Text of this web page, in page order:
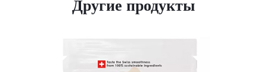
Другие продукты